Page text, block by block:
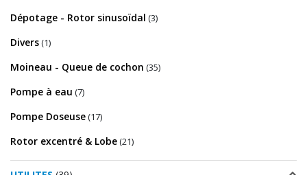
Dépotage - Rotor sinusoïdal (3)
Divers(1)
Moineau - Queue de cochon (35)
Pompe à eau (7)
Pompe Doseuse(17)
Rotor excentré & Lobe(21)